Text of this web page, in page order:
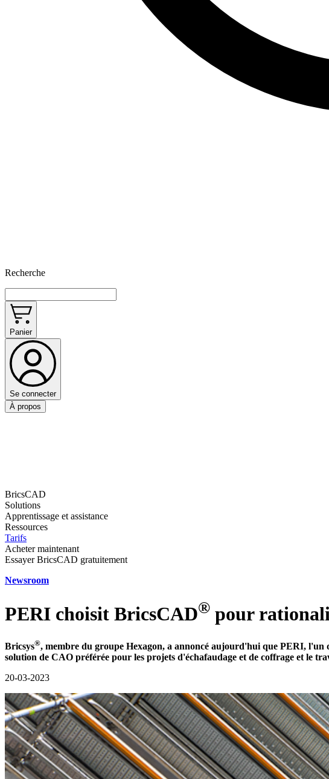
Recherche
Panier
Se connecter
À propos
BricsCAD
Solutions
Apprentissage et assistance
Ressources
Tarifs
Acheter maintenant
Essayer BricsCAD gratuitement
Newsroom
PERI choisit BricsCAD® pour
Bricsys®, membre du groupe Hexagon, a annoncé aujourd'hui que PERI, l'un
solution de CAO préférée pour les projets d'échafaudage et de coffrage et le
20-03-2023